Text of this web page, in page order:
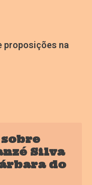
proposições na
Silva
do